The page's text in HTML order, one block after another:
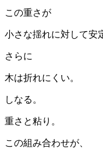
この重さが
小さな揺れに対して安
さらに
木は折れにくい。
しなる。
重さと粘り。
この組み合わせが、